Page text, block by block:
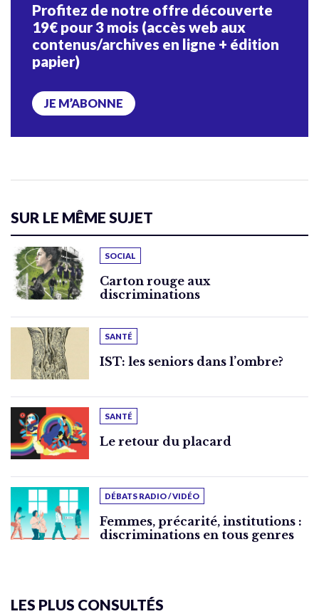
Profitez de notre offre découverte
19€ pour 3 mois (accès web aux
contenus/archives en ligne + édition
papier)
JE M’ABONNE
SUR LE MÊME SUJET
SOCIAL
Carton rouge aux
discriminations
SANTÉ
IST: les seniors dans l’ombre?
SANTÉ
Le retour du placard
DÉBATS RADIO / VIDÉO
Femmes, précarité, institutions :
discriminations en tous genres
LES PLUS CONSULTÉS